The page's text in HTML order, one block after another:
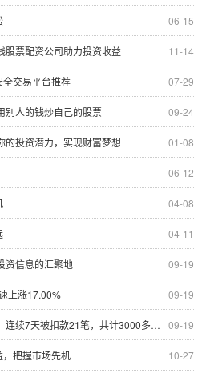
06-15
11-14
股票配资公司助力投资收益
07-29
交易平台推荐
09-24
别人的钱炒自己的股票
01-08
的投资潜力，实现财富梦想
06-12
04-08
04-11
09-19
资信息的汇聚地
09-19
上涨17.00%
09-19
共计3000多元！平台回应：问题出在验证码上，已报警
10-27
把握市场先机